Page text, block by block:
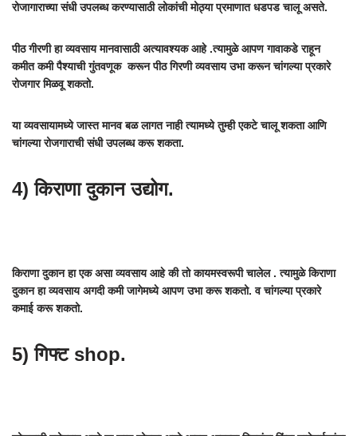
रोजागाराच्या संधी उपलब्ध करण्यासाठी लोकांची मोठ्या प्रमाणात धडपड चालू असते.
पीठ गीरणी हा व्यवसाय मानवासाठी अत्यावश्यक आहे .त्यामुळे आपण गावाकडे राहून
कमीत कमी पैश्याची गुंतवणूक करून पीठ गिरणी व्यवसाय उभा करून चांगल्या प्रकारे
रोजगार मिळवू शकतो.
या व्यवसायामध्ये जास्त मानव बळ लागत नाही त्यामध्ये तुम्ही एकटे चालू शकता आणि
चांगल्या रोजगाराची संधी उपलब्ध करू शकता.
4) किराणा दुकान उद्योग.
किराणा दुकान हा एक असा व्यवसाय आहे की तो कायमस्वरूपी चालेल . त्यामुळे किराणा
दुकान हा व्यवसाय अगदी कमी जागेमध्ये आपण उभा करू शकतो. व चांगल्या प्रकारे
कमाई करू शकतो.
5) गिफ्ट shop.